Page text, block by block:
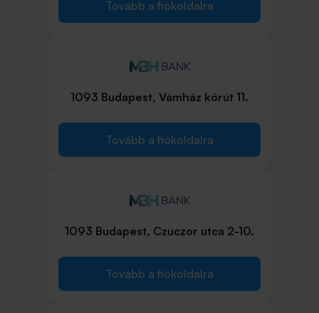
Tovább a fiókoldalra
1093 Budapest, Vámház körút 11.
Tovább a fiókoldalra
1093 Budapest, Czuczor utca 2-10.
Tovább a fiókoldalra